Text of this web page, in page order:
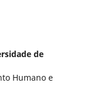
de
Humano e